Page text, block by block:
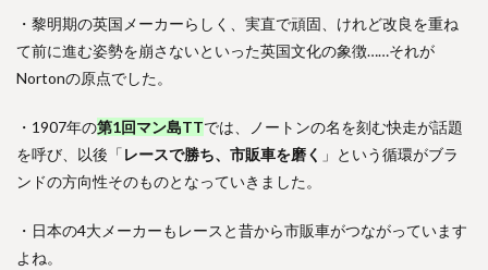
・黎明期の英国メーカーらしく、実直で頑固、けれど改良を重ね
て前に進む姿勢を崩さないといった英国文化の象徴……それが
Nortonの原点でした。
・1907年の第1回マン島TTでは、ノートンの名を刻む快走が話題
を呼び、以後「レースで勝ち、市販車を磨く 」という循環がブラ
ンドの方向性そのものとなっていきました。
・日本の4大メーカーもレースと昔から市販車がつながっています
よね。